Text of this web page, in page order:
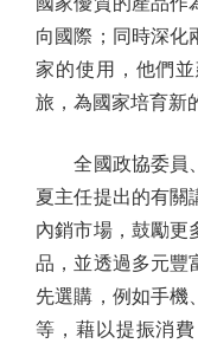
向國際；同時深化
家的使用，他們
旅，為國家培育新
全國政協委員、
夏主任提出的有關
內銷市場，鼓勵更
品，並透過多元豐
先選購，例如手機
等，藉以提振消